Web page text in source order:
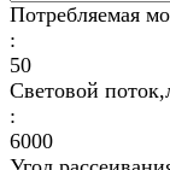
Потребляемая
:
50
Световой
:
6000